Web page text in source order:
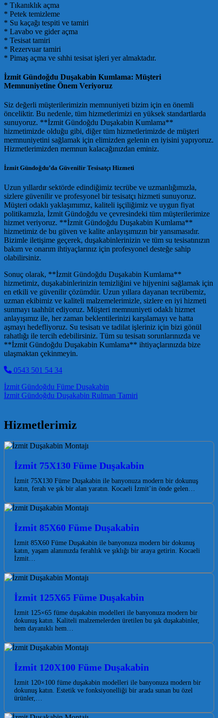
* Tıkanıklık açma
* Petek temizleme
* Su kaçağı tespiti ve tamiri
* Lavabo ve gider açma
* Tesisat tamiri
* Rezervuar tamiri
* Pimaş açma ve sıhhi tesisat işleri yer almaktadır.
İzmit Gündoğdu Duşakabin Kumlama: Müşteri
Memnuniyetine Önem Veriyoruz
Siz değerli müşterilerimizin memnuniyeti bizim için en önemli
önceliktir. Bu nedenle, tüm hizmetlerimizi en yüksek standartlarda
sunuyoruz. **İzmit Gündoğdu Duşakabin Kumlama**
hizmetimizde olduğu gibi, diğer tüm hizmetlerimizde de müşteri
memnuniyetini sağlamak için elimizden gelenin en iyisini yapıyoruz.
Hizmetlerimizden memnun kalacağınızdan eminiz.
İzmit Gündoğdu’da Güvenilir Tesisatçı Hizmeti
Uzun yıllardır sektörde edindiğimiz tecrübe ve uzmanlığımızla,
sizlere güvenilir ve profesyonel bir tesisatçı hizmeti sunuyoruz.
Müşteri odaklı yaklaşımımız, kaliteli işçiliğimiz ve uygun fiyat
politikamızla, İzmit Gündoğdu ve çevresindeki tüm müşterilerimize
hizmet veriyoruz. **İzmit Gündoğdu Duşakabin Kumlama**
hizmetimiz de bu güven ve kalite anlayışımızın bir yansımasıdır.
Bizimle iletişime geçerek, duşakabinlerinizin ve tüm su tesisatınızın
bakım ve onarım ihtiyaçlarınız için profesyonel desteğe sahip
olabilirsiniz.
Sonuç olarak, **İzmit Gündoğdu Duşakabin Kumlama**
hizmetimiz, duşakabinlerinizin temizliğini ve hijyenini sağlamak için
en etkili ve güvenilir çözümdür. Uzun yıllara dayanan tecrübemiz,
uzman ekibimiz ve kaliteli malzemelerimizle, sizlere en iyi hizmeti
sunmayı taahhüt ediyoruz. Müşteri memnuniyeti odaklı hizmet
anlayışımız ile, her zaman beklentilerinizi karşılamayı ve hatta
aşmayı hedefliyoruz. Su tesisatı ve tadilat işleriniz için bizi gönül
rahatlığı ile tercih edebilirsiniz. Tüm su tesisatı sorunlarınızda ve
**İzmit Gündoğdu Duşakabin Kumlama** ihtiyaçlarınızda bize
ulaşmaktan çekinmeyin.
0543 501 54 34
Post navigation
İzmit Gündoğdu Füme Duşakabin
İzmit Gündoğdu Duşakabin Rulman Tamiri
Hizmetlerimiz
İzmit 75X130 Füme Duşakabin
İzmit 75X130 Füme Duşakabin ile banyonuza modern bir dokunuş
katın, ferah ve şık bir alan yaratın. Kocaeli İzmit’in önde gelen…
İzmit 85X60 Füme Duşakabin
İzmit 85X60 Füme Duşakabin ile banyonuza modern bir dokunuş
katın, yaşam alanınızda ferahlık ve şıklığı bir araya getirin. Kocaeli
İzmit…
İzmit 125X65 Füme Duşakabin
İzmit 125×65 füme duşakabin modelleri ile banyonuza modern bir
dokunuş katın. Kaliteli malzemelerden üretilen bu şık duşakabinler,
hem dayanıklı hem…
İzmit 120X100 Füme Duşakabin
İzmit 120×100 füme duşakabin modelleri ile banyonuza modern bir
dokunuş katın. Estetik ve fonksiyonelliği bir arada sunan bu özel
ürünler,…